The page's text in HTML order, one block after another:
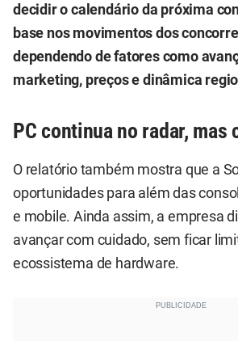
decidir o calendário da próxima
base nos movimentos dos
dependendo de fatores como
marketing, preços e dinâmica
PC continua no radar, mas
O relatório também mostra que a
oportunidades para além das
e mobile. Ainda assim, a empresa
avançar com cuidado, sem ficar
ecossistema de hardware.